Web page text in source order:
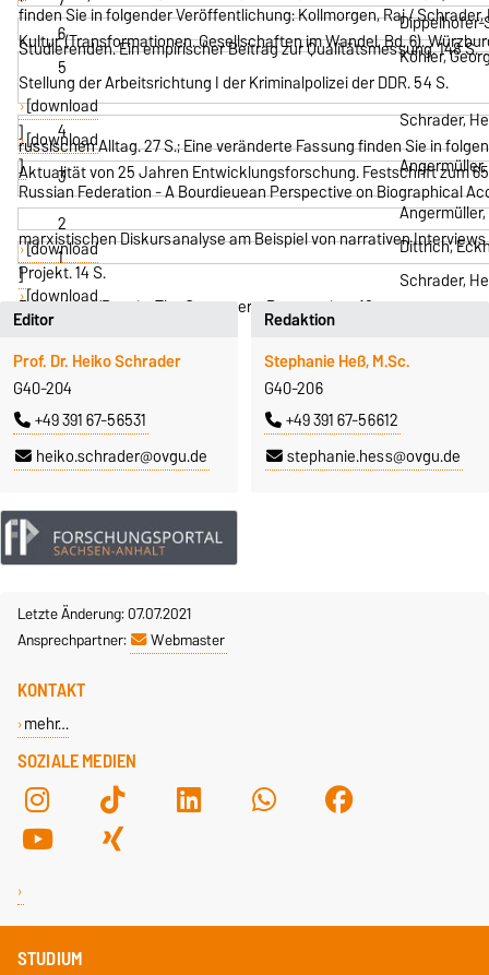
finden Sie in folgender Veröffentlichung: Kollmorgen, Raj /
Kultur.(Transformationen. Gesellschaften im Wandel, Bd. 6).
Studierenden. Ein empirischer Beitrag zur Qualitätsmessung. 148 S.
[download
]
6
Köhler,
Stellung der Arbeitsrichtung I der Kriminalpolizei der DDR. 54 S.
[download
]
5
Schrader,
russischen Alltag. 27 S.; Eine veränderte Fassung finden Sie in
Aktualität von 25 Jahren Entwicklungsforschung. Festschrift zum
4
Russian Federation - A Bourdieuean Perspective on Biographical
[download
]
3
marxistischen Diskursanalyse am Beispiel von narrativen
[download
]
2
Dittrich,
Projekt. 14 S.
[download
]
1
Schrader,
Petersburg/Russia: The Customers' Perspective . 18 p.
[download
]
Editor
Prof. Dr. Heiko Schrader
G40-204
+49 391 67-56531
heiko.schrader@ovgu.de
Redaktion
Stephanie Heß, M.Sc.
G40-206
+49 391 67-56612
stephanie.hess@ovgu.de
Letzte Änderung: 07.07.2021
Ansprechpartner:
Webmaster
SOZIALE MEDIEN
KONTAKT
mehr…
STUDIUM